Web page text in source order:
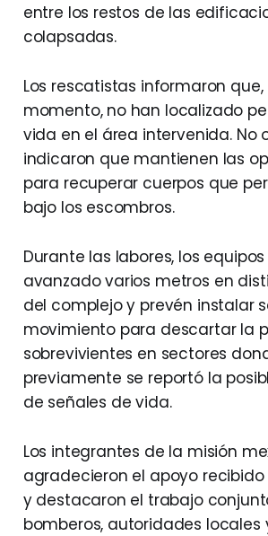
entre los restos de las
colapsadas.
Los rescatistas informaron
momento, no han localizado
vida en el área intervenida. No
indicaron que mantienen las
para recuperar cuerpos que
bajo los escombros.
Durante las labores, los
avanzado varios metros en
del complejo y prevén instalar
movimiento para descartar la
sobrevivientes en sectores
previamente se reportó la
de señales de vida.
Los integrantes de la misión
agradecieron el apoyo recibido
y destacaron el trabajo
bomberos, autoridades locales